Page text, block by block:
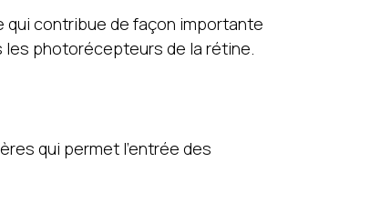
contribue de façon importante
photorécepteurs de la rétine.
qui permet l’entrée des